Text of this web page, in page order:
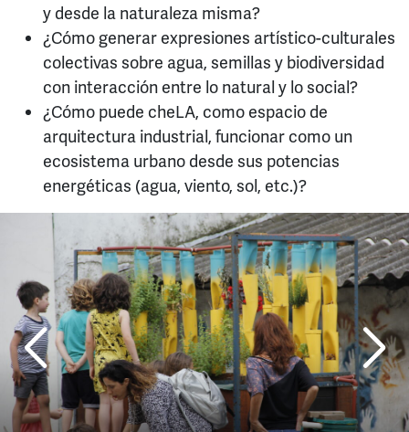
y desde la naturaleza misma?
¿Cómo generar expresiones artístico-culturales
colectivas sobre agua, semillas y biodiversidad
con interacción entre lo natural y lo social?
¿Cómo puede cheLA, como espacio de
arquitectura industrial, funcionar como un
ecosistema urbano desde sus potencias
energéticas (agua, viento, sol, etc.)?